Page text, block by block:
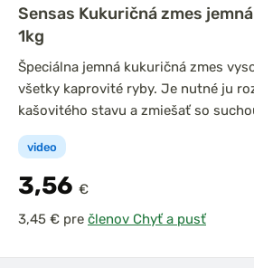
Sensas Kukuričná zmes
1kg
video
Špeciálna jemná kukuričná zmes
všetky kaprovité ryby. Je nutné ju
kašovitého stavu a zmiešať so
3,56 €
pre členov Chyť a pusť